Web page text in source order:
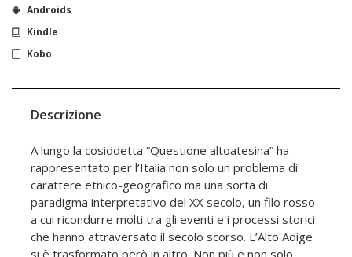
Androids
Kindle
Kobo
Descrizione
A lungo la cosiddetta “Questione altoatesina” ha
rappresentato per l’Italia non solo un problema di
carattere etnico-geografico ma una sorta di
paradigma interpretativo del XX secolo, un filo rosso
a cui ricondurre molti tra gli eventi e i processi storici
che hanno attraversato il secolo scorso. L’Alto Adige
si è trasformato però in altro. Non più e non solo